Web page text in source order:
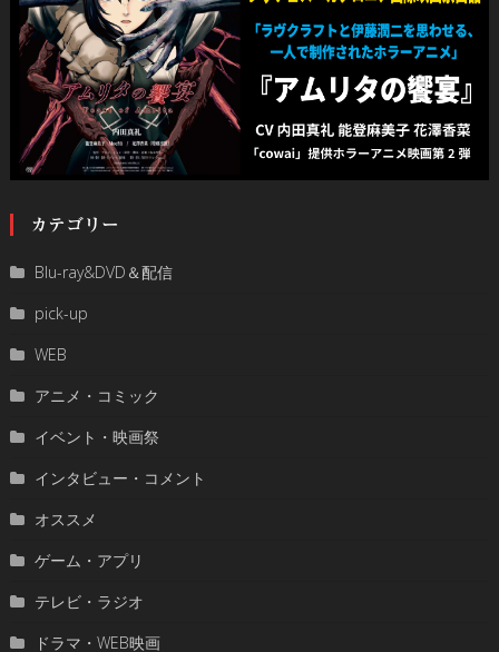
カテゴリー
Blu-ray&DVD＆配信
pick-up
WEB
アニメ・コミック
イベント・映画祭
インタビュー・コメント
オススメ
ゲーム・アプリ
テレビ・ラジオ
ドラマ・WEB映画